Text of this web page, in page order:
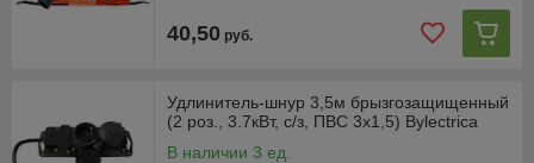
40,50 руб.
Удлинитель-шнур 3,5м брызгозащищенный
(2 роз., 3.7кВт, с/з, ПВС 3х1,5) Bylectrica
В наличии 3 ед.